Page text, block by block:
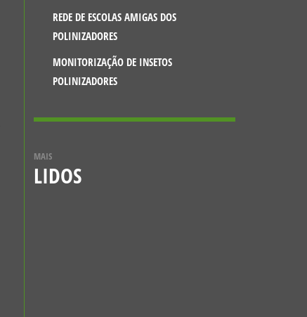
REDE DE ESCOLAS AMIGAS DOS
POLINIZADORES
MONITORIZAÇÃO DE INSETOS
POLINIZADORES
MAIS
LIDOS